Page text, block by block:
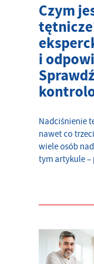
Czym
i
Nadciśnienie
nawet co
wiele osób
tym artykule –